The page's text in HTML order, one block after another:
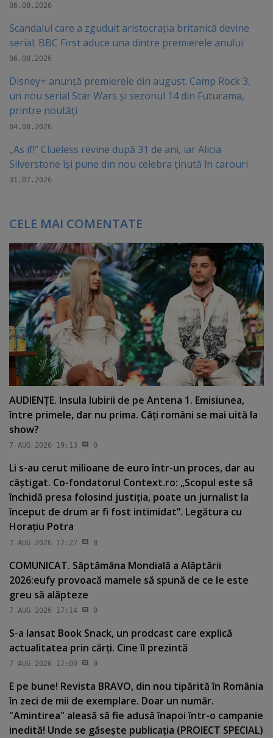
06.08.2026
Scandalul care a zguduit aristocrația britanică devine
serial. BBC First aduce una dintre premierele anului
06.08.2026
Disney+ anunță premierele din august. Camp Rock 3,
un nou serial Star Wars și sezonul 14 din Futurama,
printre noutăți
04.08.2026
„As if!” Clueless revine după 31 de ani, iar Alicia
Silverstone își pune din nou celebra ținută în carouri
31.07.2026
CELE MAI COMENTATE
AUDIENŢE. Insula Iubirii de pe Antena 1. Emisiunea,
între primele, dar nu prima. Câţi români se mai uită la
show?
7 AUG 2026 19:13 0
Li s-au cerut milioane de euro într-un proces, dar au
câştigat. Co-fondatorul Context.ro: „Scopul este să
închidă presa folosind justiţia, poate un jurnalist la
început de drum ar fi fost intimidat”. Legătura cu
Horaţiu Potra
7 AUG 2026 17:27 0
COMUNICAT. Săptămâna Mondială a Alăptării
2026:eufy provoacă mamele să spună de ce le este
greu să alăpteze
7 AUG 2026 17:14 0
S-a lansat Book Snack, un prodcast care explică
actualitatea prin cărţi. Cine îl prezintă
7 AUG 2026 17:00 0
E pe bune! Revista BRAVO, din nou tipărită în România
în zeci de mii de exemplare. Doar un număr.
"Amintirea" aleasă să fie adusă înapoi într-o campanie
inedită! Unde se găseşte publicaţia (PROIECT SPECIAL)